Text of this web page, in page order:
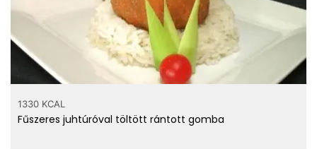
1330 KCAL
Fűszeres juhtúróval töltött rántott gomba